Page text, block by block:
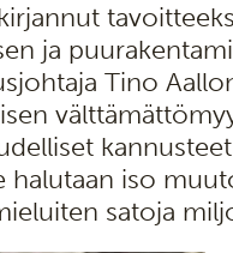
ja
Tino
iso
satoja